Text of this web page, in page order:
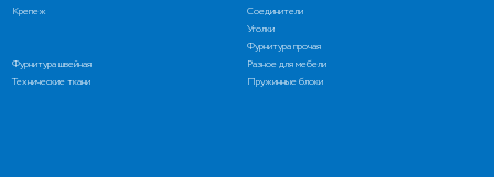
Крепеж
Соединители
Уголки
Фурнитура прочая
Фурнитура швейная
Разное для мебели
Технические ткани
Пружинные блоки